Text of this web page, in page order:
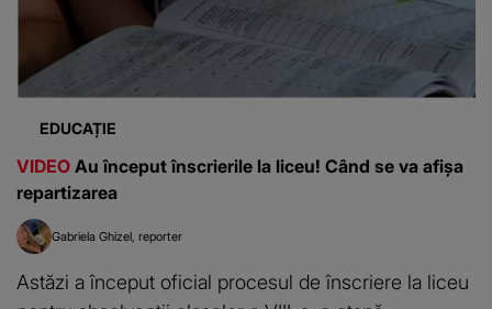
EDUCAȚIE
VIDEO Au început înscrierile la liceu! Când se va afișa
repartizarea
Gabriela Ghizel reporter
Astăzi a început oficial procesul de înscriere la liceu